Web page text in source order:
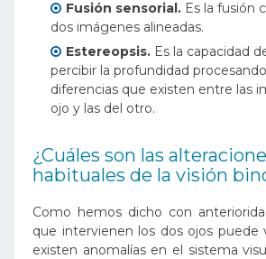
Fusión sensorial. Es la fusión
dos imágenes alineadas.
Estereopsis. Es la capacidad
percibir la profundidad
diferencias que existen entre las
ojo y las del otro.
¿Cuáles son las
habituales de la visión
Como hemos dicho con
que intervienen los dos ojos puede
existen anomalías en el sistema